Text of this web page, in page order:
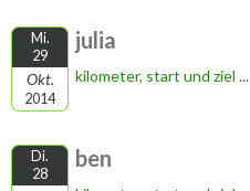
Mi.
29
Okt.
2014
julia
kilometer, start und ziel ...
Di.
28
ben